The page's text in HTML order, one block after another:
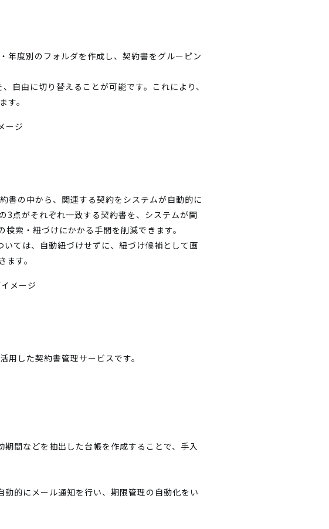
年度別のフォルダを作成し、契約書をグルーピン
自由に切り替えることが可能です。これにより、
。
の中から、関連する契約をシステムが自動的に
3点がそれぞれ一致する契約書を、システムが関
索・紐づけにかかる手間を削減できます。
ては、自動紐づけせずに、紐づけ候補として画
す。
した契約書管理サービスです。
間などを抽出した台帳を作成することで、手入
的にメール通知を行い、期限管理の自動化をい